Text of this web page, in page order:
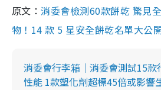
原文：消委會檢測60款餅乾 驚見
物！14 款 5 星安全餅乾名單大公
消委會行李箱｜消委會測試15款
性能 1款塑化劑超標45倍或影響